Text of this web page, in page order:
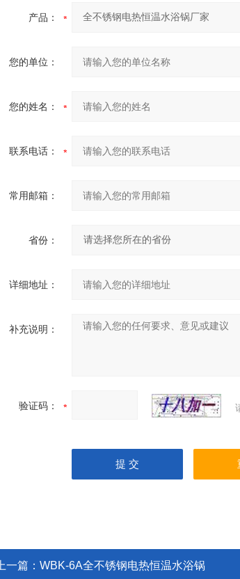
产品：
您的单位：
您的姓名：
联系电话：
常用邮箱：
省份：
详细地址：
补充说明：
验证码：
上一篇： WBK-6A全不锈钢电热恒温水浴锅